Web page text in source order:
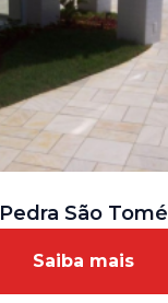
Pedra São Tomé
Saiba mais